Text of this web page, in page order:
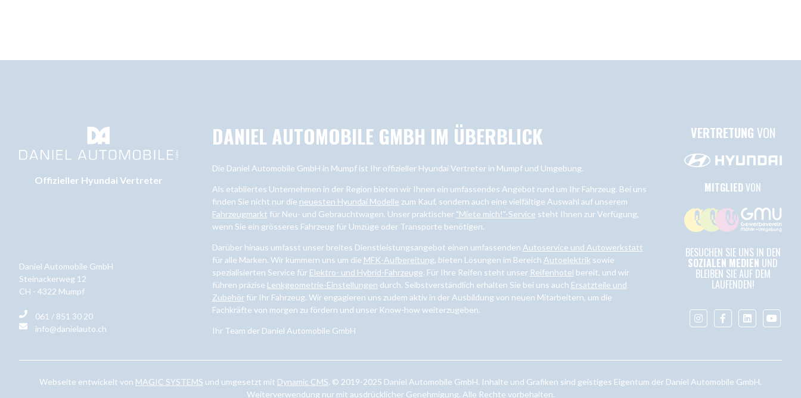
Offizieller Hyundai Vertreter
Daniel Automobile GmbH
Steinackerweg 12
CH - 4322 Mumpf
061 / 851 30 20
info@danielauto.ch
DANIEL AUTOMOBILE GMBH IM ÜBERBLICK
Die Daniel Automobile GmbH in Mumpf ist Ihr offizieller Hyundai Vertreter in Mumpf und Umgebung.
Als etabliertes Unternehmen in der Region bieten wir Ihnen ein umfassendes Angebot rund um Ihr Fahrzeug. Bei uns
finden Sie nicht nur die neuesten Hyundai Modelle zum Kauf, sondern auch eine vielfältige Auswahl auf unserem
Fahrzeugmarkt für Neu- und Gebrauchtwagen. Unser praktischer "Miete mich!"-Service steht Ihnen zur Verfügung,
wenn Sie ein grösseres Fahrzeug für Umzüge oder Transporte benötigen.
Darüber hinaus umfasst unser breites Dienstleistungsangebot einen umfassenden Autoservice und Autowerkstatt
für alle Marken. Wir kümmern uns um die MFK-Aufbereitung, bieten Lösungen im Bereich Autoelektrik sowie
spezialisierten Service für Elektro- und Hybrid-Fahrzeuge. Für Ihre Reifen steht unser Reifenhotel bereit, und wir
führen präzise Lenkgeometrie-Einstellungen durch. Selbstverständlich erhalten Sie bei uns auch Ersatzteile und
Zubehörfür Ihr Fahrzeug. Wir engagieren uns zudem aktiv in der Ausbildung von neuen Mitarbeitern, um die
Fachkräfte von morgen zu fördern und unser Know-how weiterzugeben.
Ihr Team der Daniel Automobile GmbH
VERTRETUNG VON
MITGLIEDVON
BESUCHEN SIE UNS IN DEN
SOZIALEN MEDIEN UND
BLEIBEN SIE AUF DEM
LAUFENDEN!
Webseite entwickelt von MAGIC SYSTEMS und umgesetzt mit Dynamic CMS. © 2019-2025 Daniel Automobile GmbH. Inhalte und Grafiken sind geistiges Eigentum der Daniel Automobile GmbH.
Weiterverwendung nur mit ausdrücklicher Genehmigung. Alle Rechte vorbehalten.